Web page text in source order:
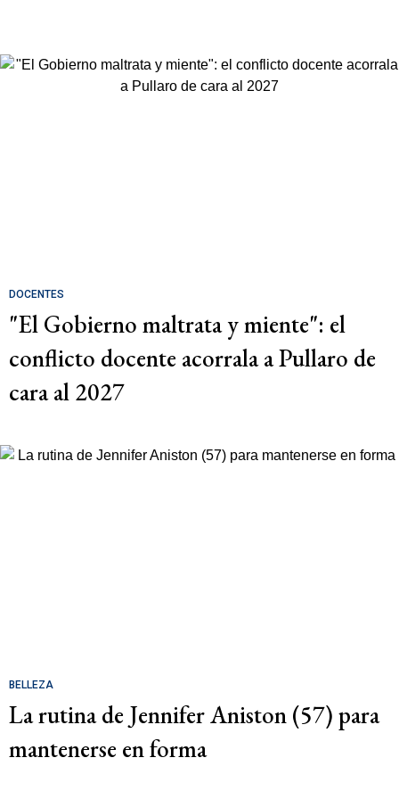
DOCENTES
"El Gobierno maltrata y miente": el
conflicto docente acorrala a Pullaro de
cara al 2027
BELLEZA
La rutina de Jennifer Aniston (57) para
mantenerse en forma